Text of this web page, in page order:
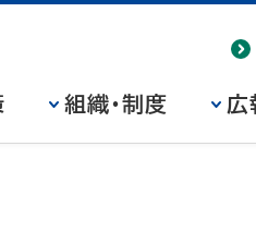
組織・制度 広